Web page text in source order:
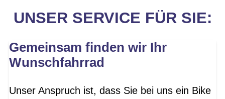
UNSER SERVICE FÜR SIE:
Gemeinsam finden wir Ihr
Wunschfahrrad
Unser Anspruch ist, dass Sie bei uns ein Bike